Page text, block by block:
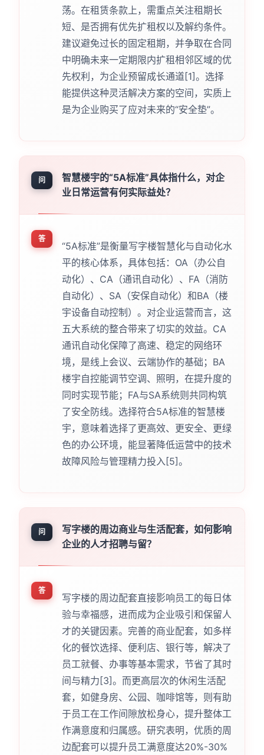
荡。在租赁条款上，需重点关注租期长
短、是否拥有优先扩租权以及解约条件。
建议避免过长的固定租期，并争取在合同
中明确未来一定期限内扩租相邻区域的优
先权利，为企业预留成长通道[1]。选择
能提供这种灵活解决方案的空间，实质上
是为企业购买了应对未来的“安全垫”。
问
智慧楼宇的“5A标准”具体指什么，对企
业日常运营有何实际益处？
答
“5A标准”是衡量写字楼智慧化与自动化水
平的核心体系，具体包括：OA（办公自
动化）、CA（通讯自动化）、FA（消防
自动化）、SA（安保自动化）和BA（楼
宇设备自动控制）。对企业运营而言，这
五大系统的整合带来了切实的效益。CA
通讯自动化保障了高速、稳定的网络环
境，是线上会议、云端协作的基础；BA
楼宇自控能调节空调、照明，在提升度的
同时实现节能；FA与SA系统则共同构筑
了安全防线。选择符合5A标准的智慧楼
宇，意味着选择了更高效、更安全、更绿
色的办公环境，能显著降低运营中的技术
故障风险与管理精力投入[5]。
问
写字楼的周边商业与生活配套，如何影响
企业的人才招聘与留？
答
写字楼的周边配套直接影响员工的每日体
验与幸福感，进而成为企业吸引和保留人
才的关键因素。完善的商业配套，如多样
化的餐饮选择、便利店、银行等，解决了
员工就餐、办事等基本需求，节省了其时
间与精力[3]。而更高层次的休闲生活配
套，如健身房、公园、咖啡馆等，则有助
于员工在工作间隙放松身心，提升整体工
作满意度和归属感。研究表明，优质的周
边配套可以提升员工满意度达20%-30%